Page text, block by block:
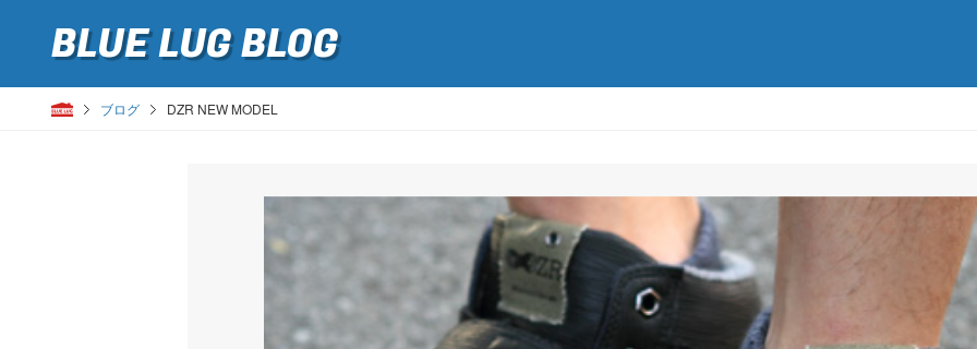
BLUE LUGBLOG
ブログ DZR NEW MODEL